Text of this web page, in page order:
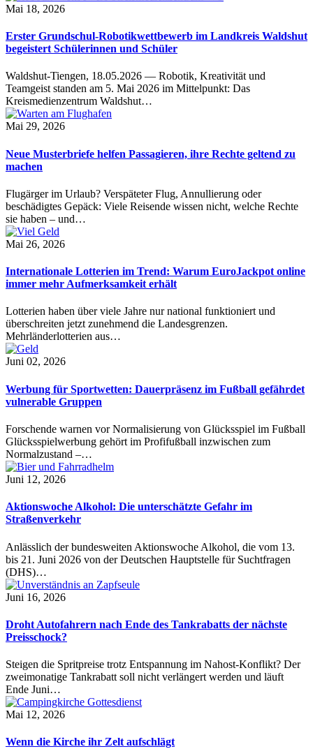
Mai 18, 2026
Erster Grundschul-Robotikwettbewerb im Landkreis Waldshut
begeistert Schülerinnen und Schüler
Waldshut-Tiengen, 18.05.2026 — Robotik, Kreativität und
Teamgeist standen am 5. Mai 2026 im Mittelpunkt: Das
Kreismedienzentrum Waldshut…
Mai 29, 2026
Neue Musterbriefe helfen Passagieren, ihre Rechte geltend zu
machen
Flugärger im Urlaub? Verspäteter Flug, Annullierung oder
beschädigtes Gepäck: Viele Reisende wissen nicht, welche Rechte
sie haben – und…
Mai 26, 2026
Internationale Lotterien im Trend: Warum EuroJackpot online
immer mehr Aufmerksamkeit erhält
Lotterien haben über viele Jahre nur national funktioniert und
überschreiten jetzt zunehmend die Landesgrenzen.
Mehrländerlotterien aus…
Juni 02, 2026
Werbung für Sportwetten: Dauerpräsenz im Fußball gefährdet
vulnerable Gruppen
Forschende warnen vor Normalisierung von Glücksspiel im Fußball
Glücksspielwerbung gehört im Profifußball inzwischen zum
Normalzustand –…
Juni 12, 2026
Aktionswoche Alkohol: Die unterschätzte Gefahr im
Straßenverkehr
Anlässlich der bundesweiten Aktionswoche Alkohol, die vom 13.
bis 21. Juni 2026 von der Deutschen Hauptstelle für Suchtfragen
(DHS)…
Juni 16, 2026
Droht Autofahrern nach Ende des Tankrabatts der nächste
Preisschock?
Steigen die Spritpreise trotz Entspannung im Nahost-Konflikt? Der
zweimonatige Tankrabatt soll nicht verlängert werden und läuft
Ende Juni…
Mai 12, 2026
Wenn die Kirche ihr Zelt aufschlägt